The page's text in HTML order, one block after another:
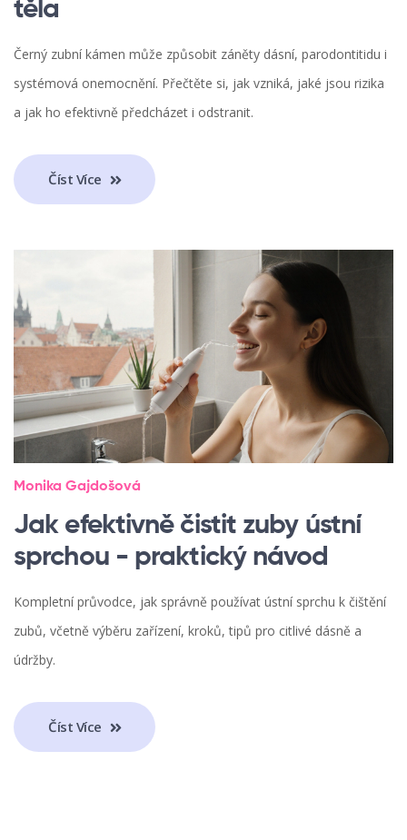
těla
Černý zubní kámen může způsobit záněty dásní, parodontitidu i
systémová onemocnění. Přečtěte si, jak vzniká, jaké jsou rizika
a jak ho efektivně předcházet i odstranit.
Číst Více
Monika Gajdošová
Jak efektivně čistit zuby ústní
sprchou - praktický návod
Kompletní průvodce, jak správně používat ústní sprchu k čištění
zubů, včetně výběru zařízení, kroků, tipů pro citlivé dásně a
údržby.
Číst Více